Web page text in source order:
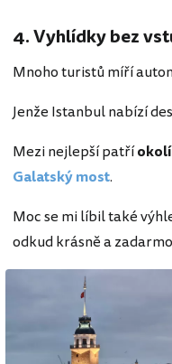
4. Vyhlídky bez
Mnoho turistů míří
Jenže Istanbul nabízí
Mezi nejlepší patří
Galatský most.
Moc se mi líbil také
odkud krásně a